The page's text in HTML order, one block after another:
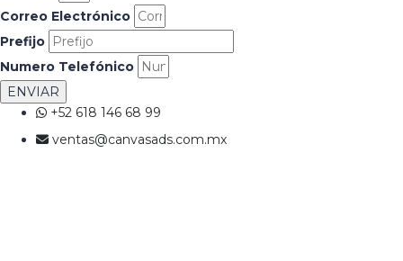
Correo Electrónico
Prefijo
Numero Telefónico
ENVIAR
+52 618 146 68 99
ventas@canvasads.com.mx